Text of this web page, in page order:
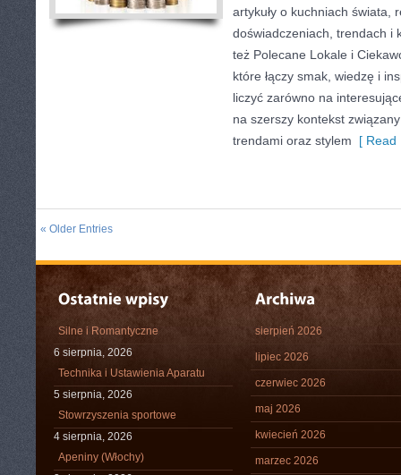
artykuły o kuchniach świata,
doświadczeniach, trendach i
też Polecane Lokale i
które łączy smak, wiedzę i
liczyć zarówno na
na szerszy kontekst
trendami oraz stylem [ Read
« Older Entries
Silne i Romantyczne
6 sierpnia, 2026
Technika i Ustawienia Aparatu
5 sierpnia, 2026
Stowrzyszenia sportowe
4 sierpnia, 2026
Apeniny (Włochy)
sierpień 2026
lipiec 2026
czerwiec 2026
maj 2026
kwiecień 2026
marzec 2026